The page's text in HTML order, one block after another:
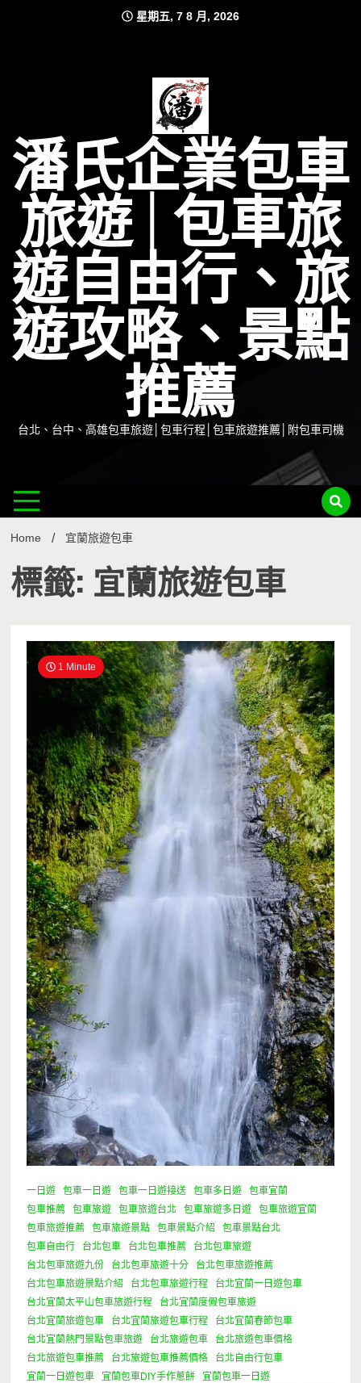
星期五, 7 8 月, 2026
潘氏企業包車
旅遊│包車旅
遊自由行、旅
遊攻略、景點
推薦
台北、台中、高雄包車旅遊│包車行程│包車旅遊推薦│附包車司機
Home 宜蘭旅遊包車
標籤: 宜蘭旅遊包車
1 Minute
一日遊 包車一日遊 包車一日遊接送 包車多日遊
包車宜蘭
包車推薦
包車旅遊 包車旅遊台北 包車旅遊多日遊
包車旅遊宜蘭
包車旅遊推薦
包車旅遊景點 包車景點介紹
包車景點台北
包車自由行
台北包車 台北包車推薦
台北包車旅遊
台北包車旅遊九份
台北包車旅遊十分
台北包車旅遊推薦
台北包車旅遊景點介紹
台北包車旅遊行程
台北宜蘭一日遊包車
台北宜蘭太平山包車旅遊行程
台北宜蘭度假包車旅遊
台北宜蘭旅遊包車
台北宜蘭旅遊包車行程
台北宜蘭春節包車
台北宜蘭熱門景點包車旅遊
台北旅遊包車
台北旅遊包車價格
台北旅遊包車推薦
台北旅遊包車推薦價格
台北自由行包車
宜蘭一日遊包車
宜蘭包車DIY手作蔥餅
宜蘭包車一日遊